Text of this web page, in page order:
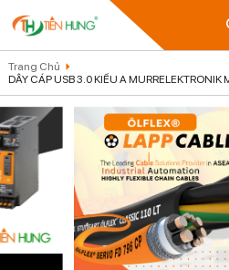
Trang Chủ
DÂY CÁP USB 3.0 KIỂU A MURRELEKTRONIK
4000-73000-0200000